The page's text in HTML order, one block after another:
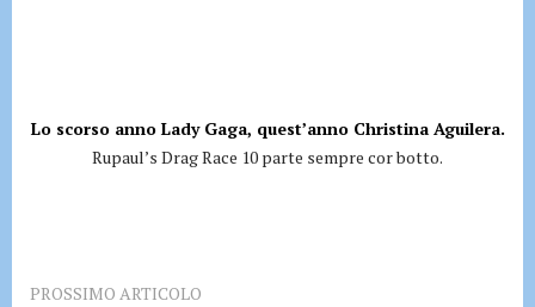
Lo scorso anno Lady Gaga, quest’anno Christina Aguilera.
Rupaul’s Drag Race 10 parte sempre cor botto.
PROSSIMO ARTICOLO